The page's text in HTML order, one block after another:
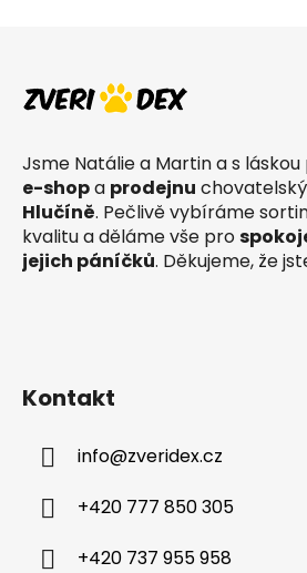
Jsme Natálie a Martin a s
e-shopa prodejnu
Hlučíně. Pečlivě vybíráme
kvalitu a děláme vše pro
jejich páníčků. Děkujeme, že
Kontakt
info@zveridex.cz
+420 777 850 305
+420 737 955 958